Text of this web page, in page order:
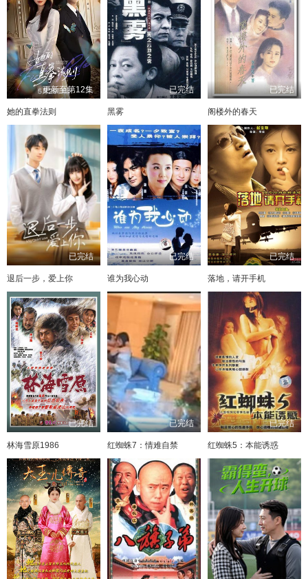
更新至第12集
她的直拳法则
已完结
黑雾
已完结
阁楼外的春天
已完结
退后一步，爱上你
已完结
谁为我心动
已完结
落地，请开手机
已完结
林海雪原1986
已完结
红蜘蛛7：情难自禁
已完结
红蜘蛛5：本能诱惑